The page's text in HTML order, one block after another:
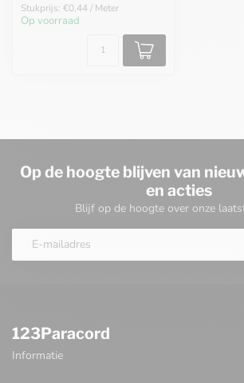
Stukprijs: €0,44 / Meter
Op voorraad
Op de hoogte blijven van
en acties
Blijf op de hoogte over onze
123Paracord
Informatie